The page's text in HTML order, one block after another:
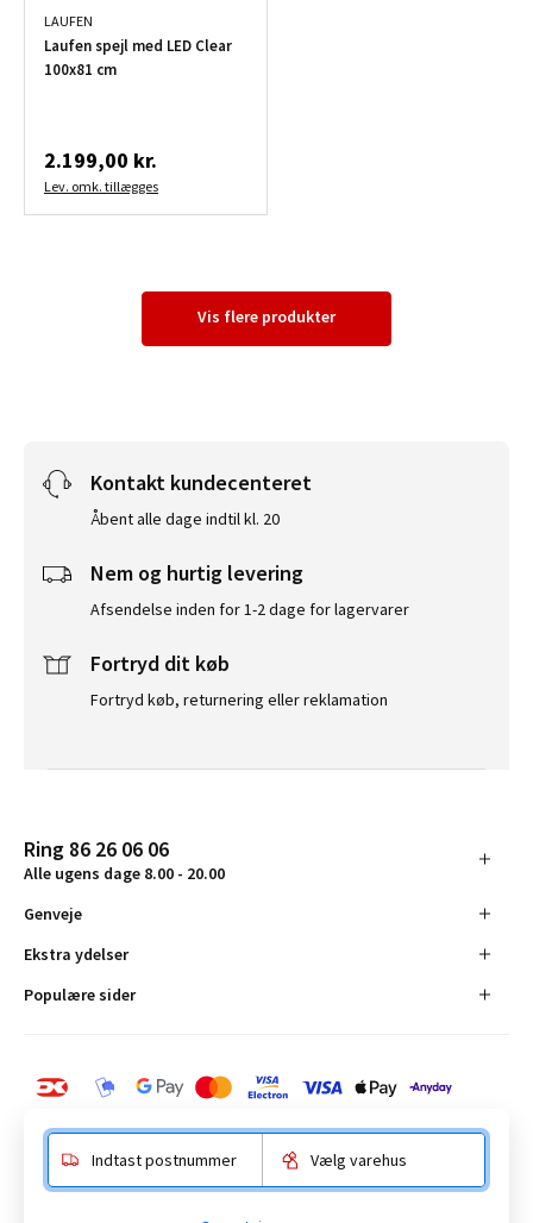
LAUFEN
Laufen spejl med LED Clear
100x81 cm
2.199,00 kr.
Lev. omk. tillægges
Vis flere produkter
Kontakt kundecenteret
Åbent alle dage indtil kl. 20
Nem og hurtig levering
Afsendelse inden for 1-2 dage for lagervarer
Fortryd dit køb
Fortryd køb, returnering eller reklamation
Ring 86 26 06 06
Alle ugens dage 8.00 - 20.00
Genveje
Ekstra ydelser
Populære sider
Indtast postnummer Vælg varehus